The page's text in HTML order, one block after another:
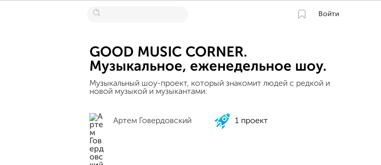
Войти
GOOD MUSIC CORNER.
Музыкальное, еженедельное шоу.
Музыкальный шоу-проект, который знакомит людей с редкой и
новой музыкой и музыкантами.
Артем Говердовский 1 проект